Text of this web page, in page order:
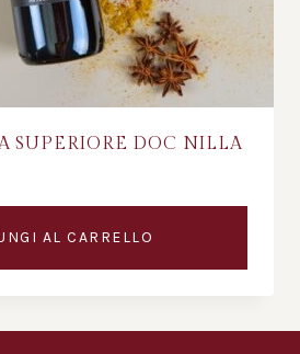
SUPERIORE DOC NILLA
AL CARRELLO